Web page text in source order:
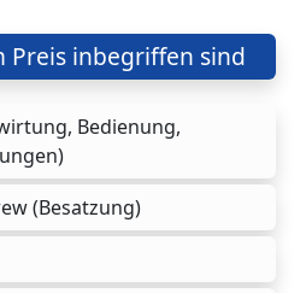
Preis inbegriffen sind
Bedienung,
(Besatzung)